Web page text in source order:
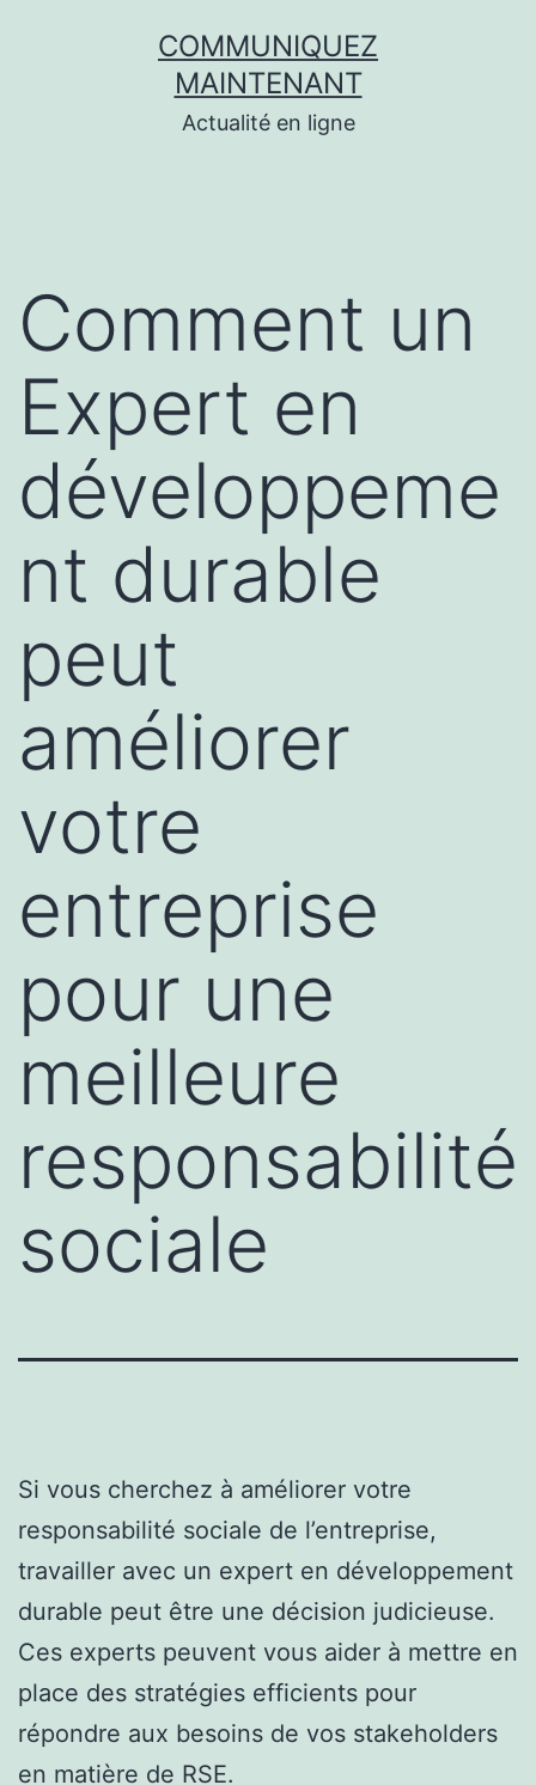
COMMUNIQUEZ
MAINTENANT
Actualité en ligne
Comment un
Expert en
développeme
nt durable
peut
améliorer
votre
entreprise
pour une
meilleure
responsabilité
sociale
Si vous cherchez à améliorer votre
responsabilité sociale de l’entreprise,
travailler avec un expert en développement
durable peut être une décision judicieuse.
Ces experts peuvent vous aider à mettre en
place des stratégies efficients pour
répondre aux besoins de vos stakeholders
en matière de RSE.